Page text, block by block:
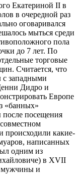
Екатериной II в
в очередной раз
оговаривался
мыться среди
пола
до 7 лет. По
торговые
Считается, что
с западными
Дидро и
Европе
«банных»
посещения
какие-
написанных
одним из
в XVII
мужчины и